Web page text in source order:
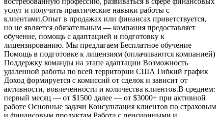
услуг и получить практические навыки работы с
клиентами.Опыт в продажах или финансах приветствуется,
но не является обязательным — компания предоставляет
обучение, помощь с адаптацией и подготовку к
лицензированию. Мы предлагаем Бесплатное обучение
Помощь в подготовке к лицензиям (оплачиваются компанией)
Поддержку команды на этапе адаптации Возможность
удаленной работы по всей территории США Гибкий график
Доход формируется с комиссий от сделок и зависит от
активности, вовлеченности и количества клиентов.В среднем:
первый месяц — от $1500 далее — от $3000+ при активной
работе Основные задачи Консультация клиентов по страховым